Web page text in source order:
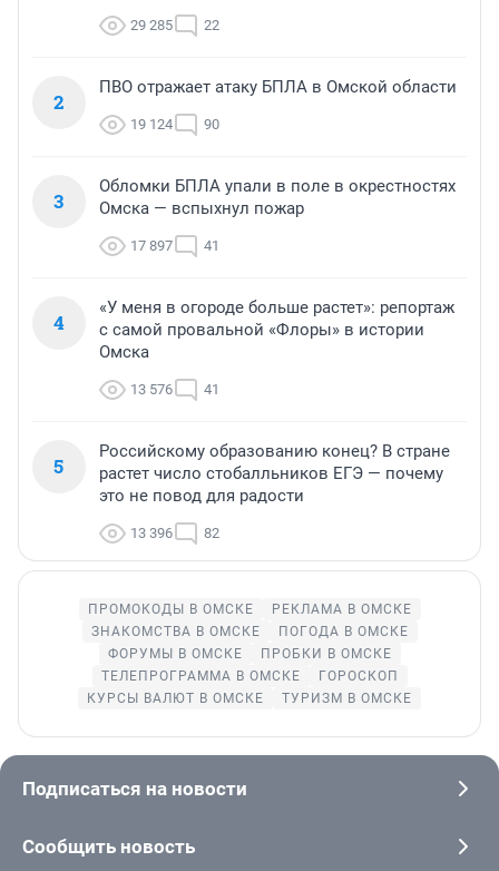
29 285 22
2
ПВО отражает атаку БПЛА в Омской области
19 124 90
3
Обломки БПЛА упали в поле в окрестностях
Омска — вспыхнул пожар
17 897 41
4
«У меня в огороде больше растет»: репортаж
с самой провальной «Флоры» в истории
Омска
13 576 41
5
Российскому образованию конец? В стране
растет число стобалльников ЕГЭ — почему
это не повод для радости
13 396 82
ПРОМОКОДЫ В ОМСКЕ
РЕКЛАМА В ОМСКЕ
ЗНАКОМСТВА В ОМСКЕ
ПОГОДА В ОМСКЕ
ФОРУМЫ В ОМСКЕ
ПРОБКИ В ОМСКЕ
ТЕЛЕПРОГРАММА В ОМСКЕ
ГОРОСКОП
КУРСЫ ВАЛЮТ В ОМСКЕ
ТУРИЗМ В ОМСКЕ
Подписаться на новости
Сообщить новость